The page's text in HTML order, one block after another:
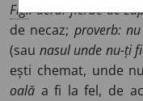
Fig.: aerul fierbe de
de necaz; proverb:
(sau nasul unde nu-ți
ești chemat, unde
oală a fi la fel, de